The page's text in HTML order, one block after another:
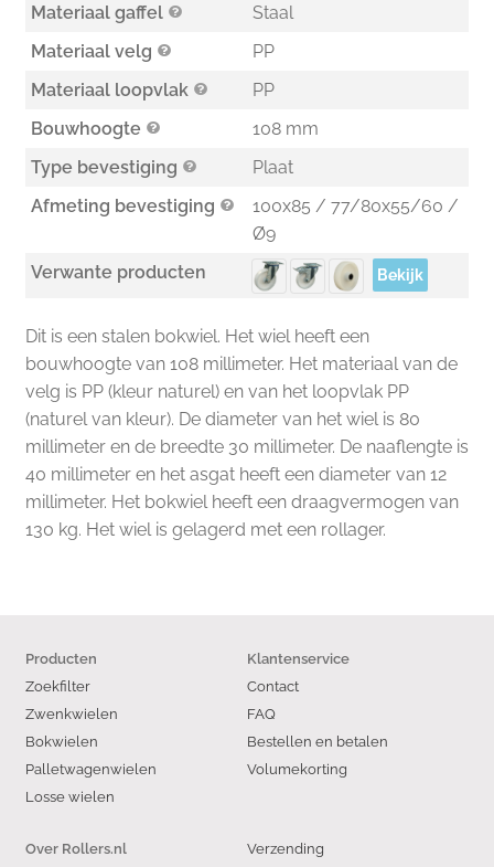
Dit is een stalen bokwiel. Het wiel heeft een
bouwhoogte van 108 millimeter. Het materiaal van de
velg is PP (kleur naturel) en van het loopvlak PP
(naturel van kleur). De diameter van het wiel is 80
millimeter en de breedte 30 millimeter. De naaflengte is
40 millimeter en het asgat heeft een diameter van 12
millimeter. Het bokwiel heeft een draagvermogen van
130 kg. Het wiel is gelagerd met een rollager.
Materiaal gaffel
Staal
Materiaal velg
PP
Materiaal loopvlak
PP
Bouwhoogte
108 mm
Type bevestiging
Plaat
Afmeting bevestiging
100x85 / 77/80x55/60 /
Ø9
Verwante producten
Bekijk
Producten
Zoekfilter
Zwenkwielen
Bokwielen
Palletwagenwielen
Losse wielen
Klantenservice
Contact
FAQ
Bestellen en betalen
Volumekorting
Verzending
Over Rollers.nl